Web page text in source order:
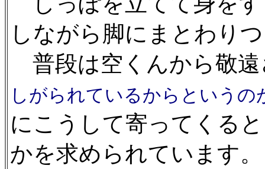
しながら脚にまとわり
普段は空くんから敬
しがられているからというの
にこうして寄ってくる
かを求められています。